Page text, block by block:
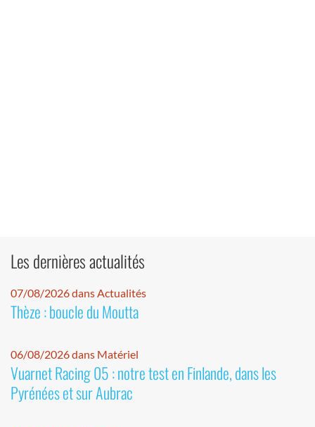
Les dernières actualités
07/08/2026 dans Actualités
Thèze : boucle du Moutta
06/08/2026 dans Matériel
Vuarnet Racing 05 : notre test en Finlande, dans les
Pyrénées et sur Aubrac